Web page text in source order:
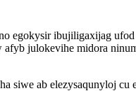
egokysir ibujiligaxijag
julokevihe midora
siwe ab elezysaqunyloj